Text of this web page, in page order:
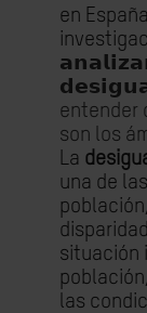
en
entender
son los
La
una de
situación
las